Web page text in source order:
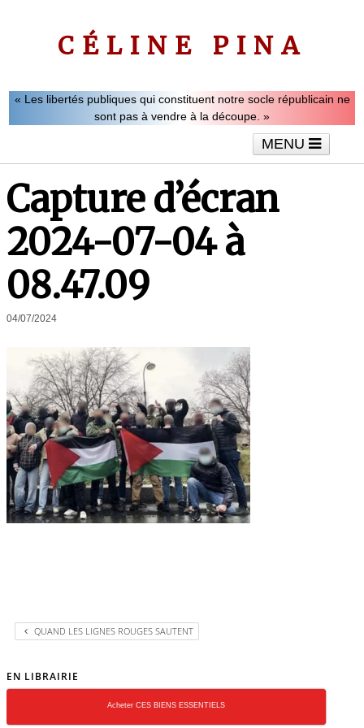
CÉLINE PINA
« Les libertés publiques qui constituent notre socle républicain ne
sont pas à vendre à la découpe. »
MENU
Interviews Vidéos Articles
Capture d’écran
2024-07-04 à
08.47.09
04/07/2024
QUAND LES LIGNES ROUGES SAUTENT
EN LIBRAIRIE
Acheter CES BIENS ESSENTIELS